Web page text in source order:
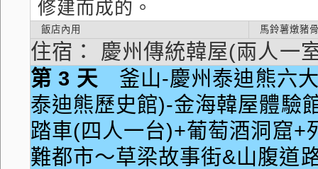
修建而成的。
飯店內用 馬鈴薯燉豬
住宿： 慶州傳統韓屋(兩人一
第 3 天 釜山-慶州泰迪熊六
泰迪熊歷史館)-金海韓屋體驗
踏車(四人一台)+葡萄酒洞窟+
難都市～草梁故事街&山腹道